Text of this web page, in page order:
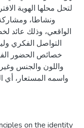
لتحل محلها الهوية
ونشاطا،
الواقعي، وذلك عائد
التواصل الفكري
خصائص الحضور
واللون والجنس
واسمه المستعار، أي
on the identity